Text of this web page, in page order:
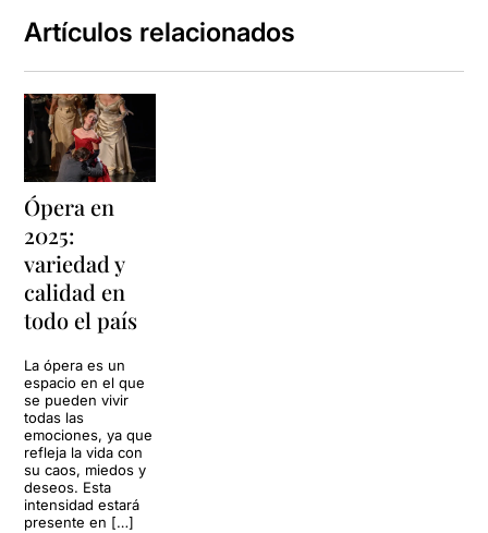
Artículos relacionados
Ópera en
2025:
variedad y
calidad en
todo el país
La ópera es un
espacio en el que
se pueden vivir
todas las
emociones, ya que
refleja la vida con
su caos, miedos y
deseos. Esta
intensidad estará
presente en […]